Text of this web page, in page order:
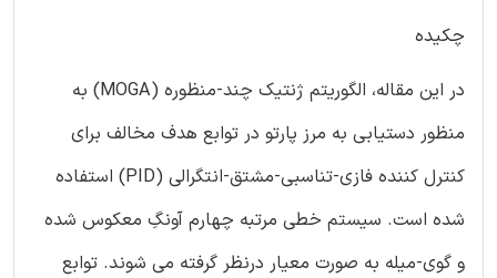
چکیده
در این مقاله، الگوریتم ژنتیک چند-منظوره (MOGA) به
منظور دستیابی به مرز پارتو در توابع هدف مخالف برای
کنترل کننده فازی-تناسبی-مشتق-انتگرالی (PID) استفاده
شده است. سیستم خطی مرتبه چهارم آونگِ معکوس شده
و گوی-میله به صورت معیار درنظر گرفته می شوند. توابع